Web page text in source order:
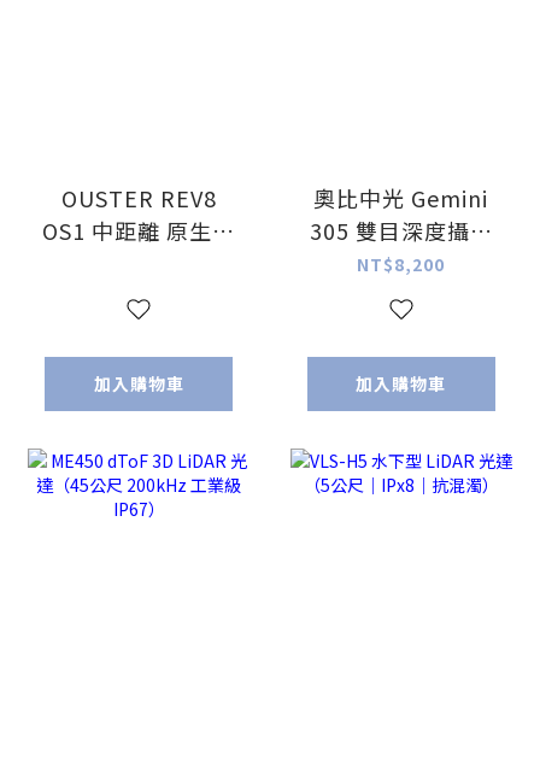
OUSTER REV8
OS1 中距離 原生彩
45°x360°）
加入購物車
奧比中光 Gemini
305 雙目深度攝影
機
NT$8,200
加入購物車